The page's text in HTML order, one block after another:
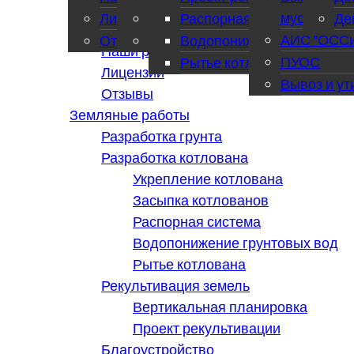
Лицензии
Отзывы
Распорная система
Водопонижение
Рытье котлована
Рекультивация земель
Благоустройство
мусора
АИС
ПУОС
Вывоз и
О нас
Наши клиенты
Наши работы
Лицензии
Отзывы
Земляные работы
Разработка грунта
Разработка котлована
Укрепление котлована
Засыпка котлованов
Распорная система
Водопонижение грунтовых вод
Рытье котлована
Рекультивация земель
Вертикальная планировка
Проект рекультивации
Благоустройство